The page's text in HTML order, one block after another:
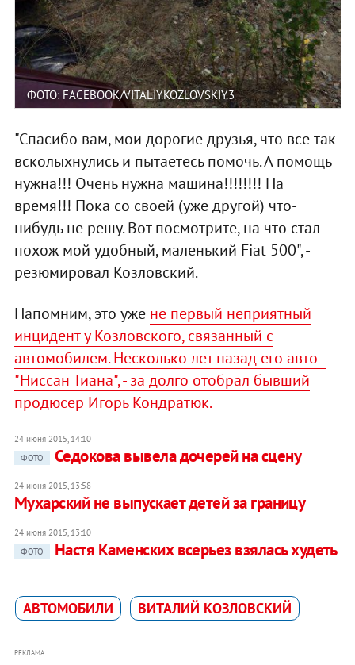
ФОТО: FACEBOOK/VITALIY.KOZLOVSKIY.3
"Спасибо вам, мои дорогие друзья, что все так
всколыхнулись и пытаетесь помочь. А помощь
нужна!!! Очень нужна машина!!!!!!!! На
время!!! Пока со своей (уже другой) что-
нибудь не решу. Вот посмотрите, на что стал
похож мой удобный, маленький Fiat 500", -
резюмировал Козловский.
Напомним, это уже не первый неприятный
инцидент у Козловского, связанный с
автомобилем. Несколько лет назад его авто -
"Ниссан Тиана", - за долго отобрал бывший
продюсер Игорь Кондратюк.
24 июня 2015, 14:10
ФОТО
Седокова вывела дочерей на сцену
24 июня 2015, 13:58
Мухарский не выпускает детей за границу
24 июня 2015, 13:10
ФОТО
Настя Каменских всерьез взялась худеть
АВТОМОБИЛИ ВИТАЛИЙ КОЗЛОВСКИЙ
РЕКЛАМА